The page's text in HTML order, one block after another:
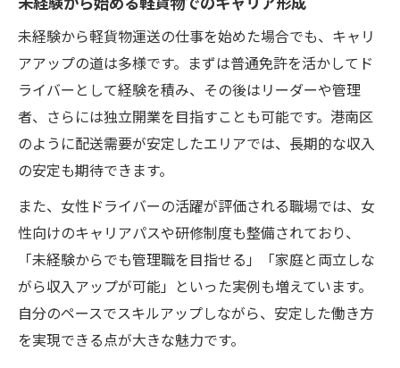
未経験から軽貨物運送の仕事を始めた場合でも、キャリ
アアップの道は多様です。まずは普通免許を活かしてド
ライバーとして経験を積み、その後はリーダーや管理
者、さらには独立開業を目指すことも可能です。港南区
のように配送需要が安定したエリアでは、長期的な収入
の安定も期待できます。
また、女性ドライバーの活躍が評価される職場では、女
性向けのキャリアパスや研修制度も整備されており、
「未経験からでも管理職を目指せる」「家庭と両立しな
がら収入アップが可能」といった実例も増えています。
自分のペースでスキルアップしながら、安定した働き方
を実現できる点が大きな魅力です。